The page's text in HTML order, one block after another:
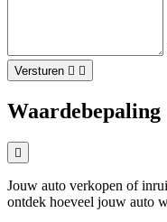
Versturen
Waardebepaling
Jouw auto verkopen of
ontdek hoeveel jouw auto